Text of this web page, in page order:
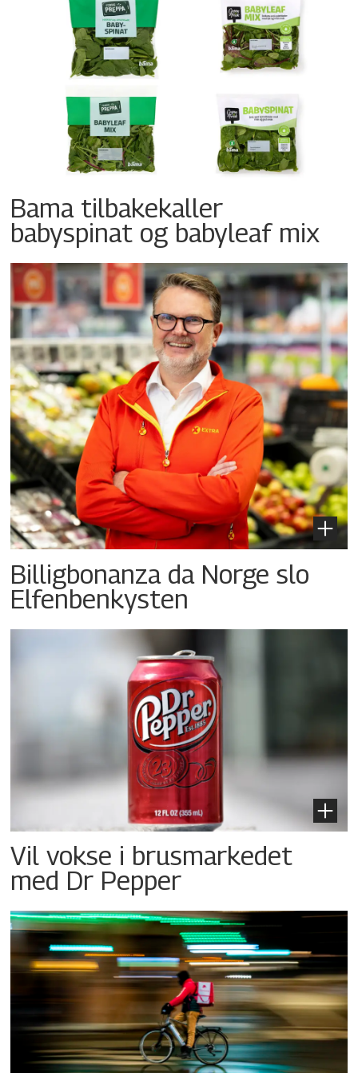
Bama tilbakekaller
babyspinat og babyleaf mix
Billigbonanza da Norge slo
Elfenbenkysten
Vil vokse i brusmarkedet
med Dr Pepper